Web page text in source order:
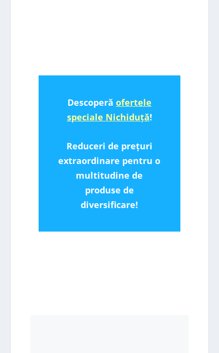
Descoperă ofertele
speciale Nichiduță!
Reduceri de prețuri
extraordinare pentru o
multitudine de
produse de
diversificare!